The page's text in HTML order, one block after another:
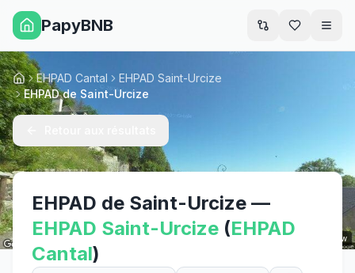
PapyBNB
Street View
AccueilEHPAD Cantal
EHPAD Saint-Urcize
EHPAD de Saint-Urcize
EHPAD de Saint-Urcize —
EHPAD Saint-Urcize (EHPAD
Cantal)